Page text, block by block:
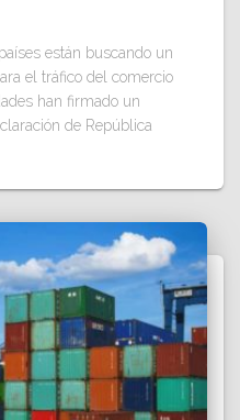
están buscando un
el tráfico del comercio
han firmado un
de República